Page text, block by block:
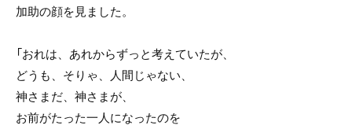
加助の顔を見ました。
「おれは、あれからずっと考えていたが、
どうも、そりゃ、人間じゃない、
神さまだ、神さまが、
お前がたった一人になったのを